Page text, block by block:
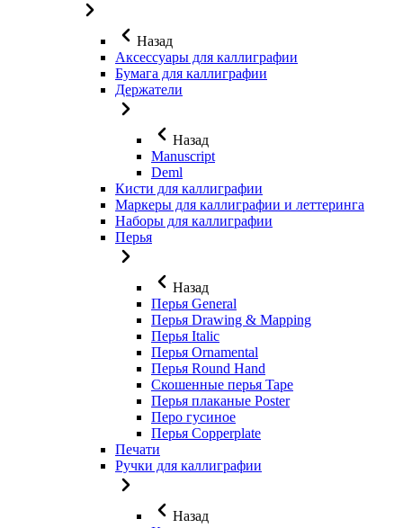
Назад
Аксессуары для каллиграфии
Бумага для каллиграфии
Держатели
Назад
Manuscript
Deml
Кисти для каллиграфии
Маркеры для каллиграфии и леттеринга
Наборы для каллиграфии
Перья
Назад
Перья General
Перья Drawing & Mapping
Перья Italic
Перья Ornamental
Перья Round Hand
Скошенные перья Tape
Перья плаканые Poster
Перо гусиное
Перья Copperplate
Печати
Ручки для каллиграфии
Назад